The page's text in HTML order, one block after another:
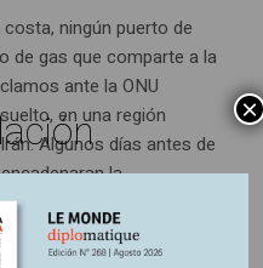
ningún puerto de
de gas que comparte a la
ante la ONU
en una región
Algunos días antes de
la...
×